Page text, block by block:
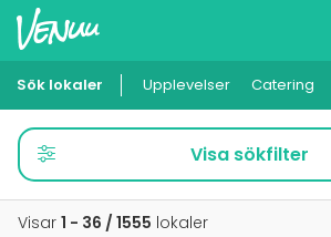
Minneslista
Logga in
Svenska
Sök lokaler Upplevelser Catering
Visa sökfilter
Visar 1 - 36 / 1555 lokaler